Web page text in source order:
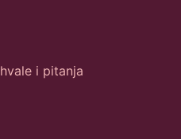
i pitanja